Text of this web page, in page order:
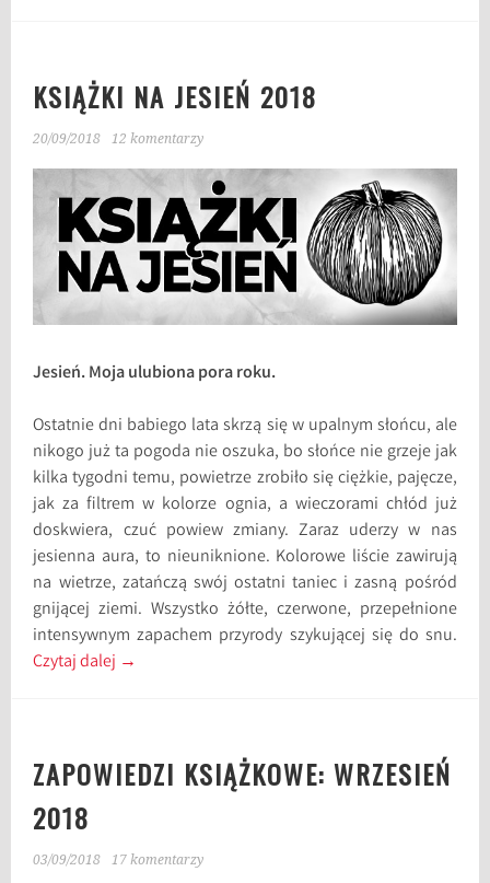
KSIĄŻKI NA JESIEŃ 2018
20/09/2018 12 komentarzy
Jesień. Moja ulubiona pora roku.
Ostatnie dni babiego lata skrzą się w upalnym słońcu, ale
nikogo już ta pogoda nie oszuka, bo słońce nie grzeje jak
kilka tygodni temu, powietrze zrobiło się ciężkie, pajęcze,
jak za filtrem w kolorze ognia, a wieczorami chłód już
doskwiera, czuć powiew zmiany. Zaraz uderzy w nas
jesienna aura, to nieuniknione. Kolorowe liście zawirują
na wietrze, zatańczą swój ostatni taniec i zasną pośród
gnijącej ziemi. Wszystko żółte, czerwone, przepełnione
intensywnym zapachem przyrody szykującej się do snu.
Czytaj dalej →
ZAPOWIEDZI KSIĄŻKOWE: WRZESIEŃ
2018
03/09/2018 17 komentarzy